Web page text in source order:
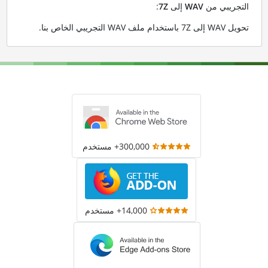
التجريبي من WAVإلى 7Z
:
تحويل WAV إلى 7Z باستخدام ملف WAV التجريبي الخاص بنا
.
300,000+ مستخدم
14,000+ مستخدم